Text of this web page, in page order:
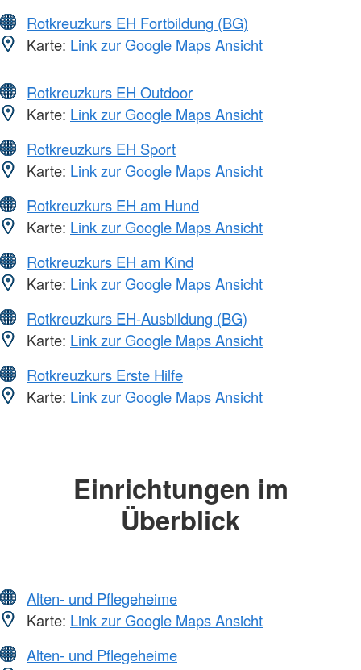
Rotkreuzkurs EH Fortbildung (BG)
Karte: Link zur Google Maps Ansicht
Rotkreuzkurs EH Outdoor
Karte: Link zur Google Maps Ansicht
Rotkreuzkurs EH Sport
Karte: Link zur Google Maps Ansicht
Rotkreuzkurs EH am Hund
Karte: Link zur Google Maps Ansicht
Rotkreuzkurs EH am Kind
Karte: Link zur Google Maps Ansicht
Rotkreuzkurs EH-Ausbildung (BG)
Karte: Link zur Google Maps Ansicht
Rotkreuzkurs Erste Hilfe
Karte: Link zur Google Maps Ansicht
Einrichtungen im
Überblick
Alten- und Pflegeheime
Karte: Link zur Google Maps Ansicht
Alten- und Pflegeheime